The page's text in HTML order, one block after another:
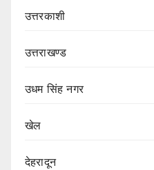
उत्तरकाशी
उत्तराखण्ड
उधम सिंह नगर
खेल
देहरादून